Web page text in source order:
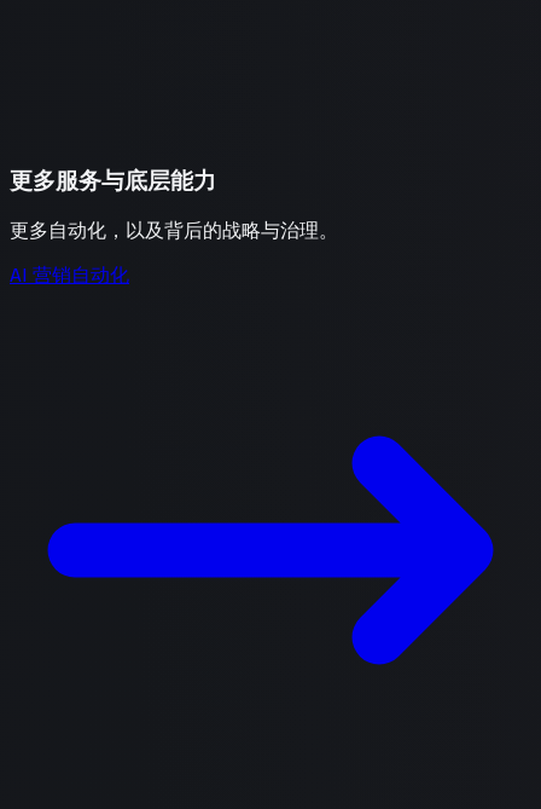
更多服务与底层能力
更多自动化，以及背后的战略与治理。
AI 营销自动化